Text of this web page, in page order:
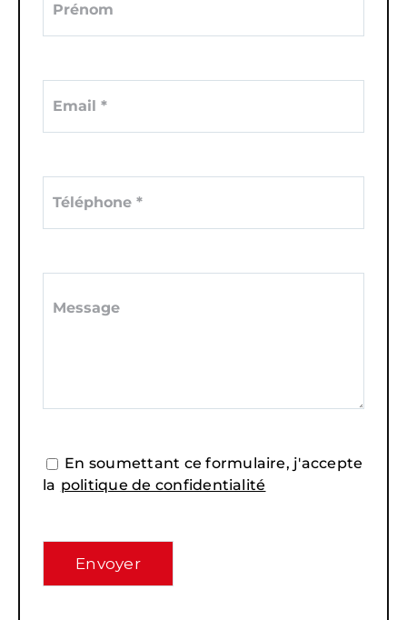
En soumettant ce formulaire, j'accepte
la politique de confidentialité